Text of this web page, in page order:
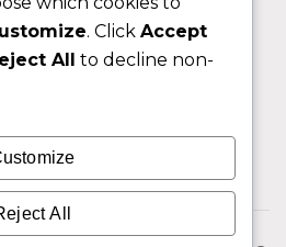
. Click Accept
All to decline non-
All